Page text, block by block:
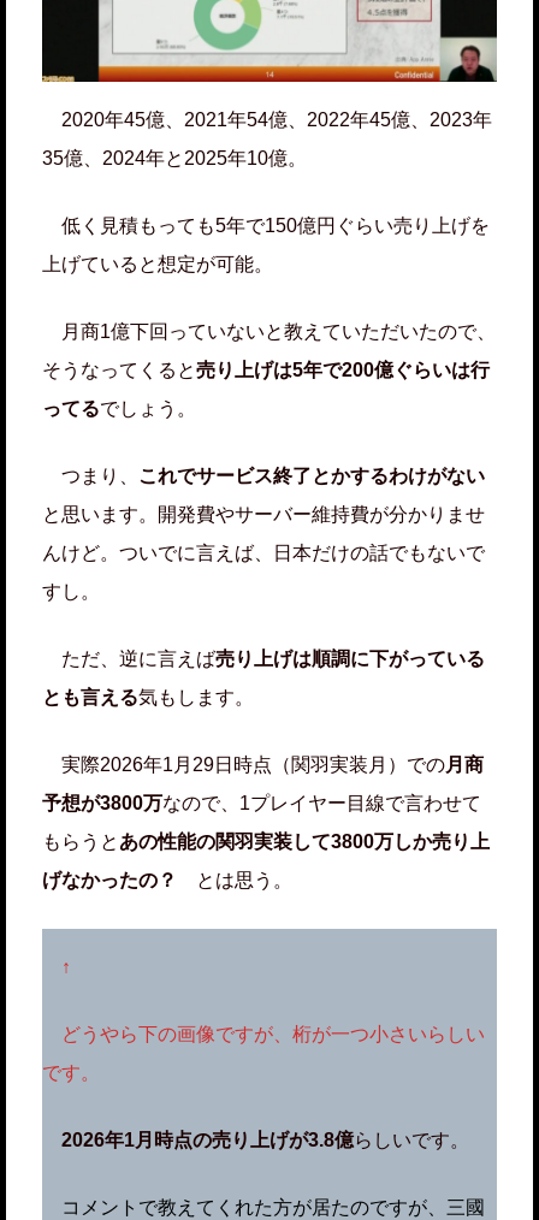
2020年45億、2021年54億、2022年45億、2023年
35億、2024年と2025年10億。
低く見積もっても5年で150億円ぐらい売り上げを
上げていると想定が可能。
月商1億下回っていないと教えていただいたので、
そうなってくると売り上げは5年で200億ぐらいは行
ってるでしょう。
つまり、 これでサービス終了とかするわけがない
と思います。開発費やサーバー維持費が分かりませ
んけど。ついでに言えば、日本だけの話でもないで
すし。
ただ、逆に言えば売り上げは順調に下がっている
とも言える気もします。
実際2026年1月29日時点（関羽実装月）での月商
予想が3800万なので、1プレイヤー目線で言わせて
もらうと あの性能の関羽実装して3800万しか売り上
げなかったの？
とは思う。
↑
どうやら下の画像ですが、桁が一つ小さいらしい
です。
2026年1月時点の売り上げが3.8億らしいです。
コメントで教えてくれた方が居たのですが、三國